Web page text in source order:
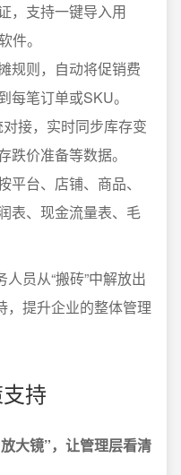
，支持一键导入用
件。
规则，自动将促销费
每笔订单或SKU。
接，实时同步库存变
跌价准备等数据。
台、店铺、商品、
表、现金流量表、毛
员从“搬砖”中解放出
，提升企业的整体管理
持
大镜”，让管理层看清